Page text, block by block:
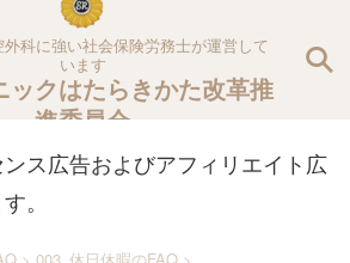
科に強い社会保険労務士が運営して
います
ックはたらきかた改革推
進委員会
ス広告およびアフィリエイト広
。